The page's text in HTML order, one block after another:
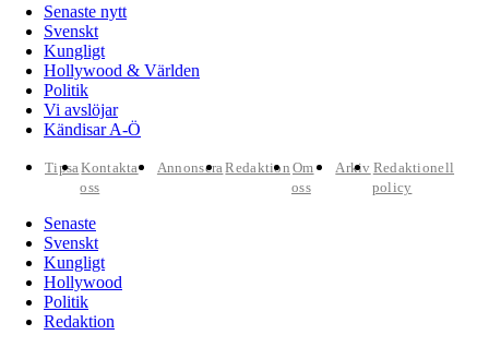
Senaste nytt
Svenskt
Kungligt
Hollywood & Världen
Politik
Vi avslöjar
Kändisar A-Ö
TipsaKontakta
oss
AnnonseraRedaktion Om
oss
Arkiv Redaktionell
policy
Senaste
Svenskt
Kungligt
Hollywood
Politik
Redaktion